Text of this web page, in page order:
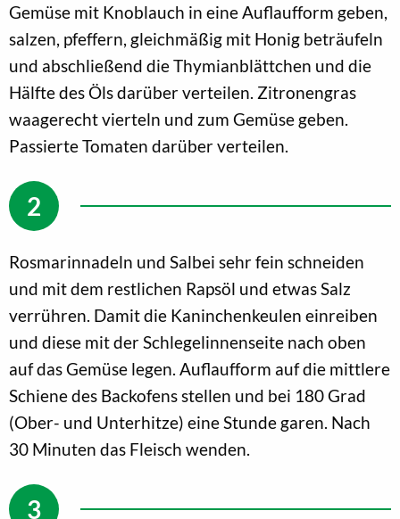
Gemüse mit Knoblauch in eine Auflaufform geben,
salzen, pfeffern, gleichmäßig mit Honig beträufeln
und abschließend die Thymianblättchen und die
Hälfte des Öls darüber verteilen. Zitronengras
waagerecht vierteln und zum Gemüse geben.
Passierte Tomaten darüber verteilen.
Rosmarinnadeln und Salbei sehr fein schneiden
und mit dem restlichen Rapsöl und etwas Salz
verrühren. Damit die Kaninchenkeulen einreiben
und diese mit der Schlegelinnenseite nach oben
auf das Gemüse legen. Auflaufform auf die mittlere
Schiene des Backofens stellen und bei 180 Grad
(Ober- und Unterhitze) eine Stunde garen. Nach
30 Minuten das Fleisch wenden.